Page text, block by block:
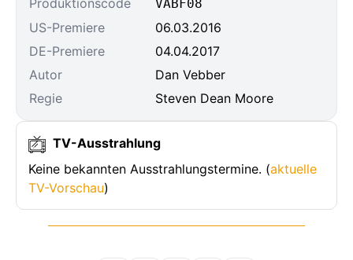
VABF08
US-Premiere
06.03.2016
DE-Premiere
04.04.2017
Autor
Dan Vebber
Regie
Steven Dean Moore
TV-Ausstrahlung
Keine bekannten Ausstrahlungstermine. (aktuelle
TV-Vorschau)